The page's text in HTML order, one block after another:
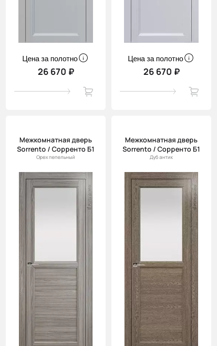
Цена за полотно
26 670 ₽
Цена за полотно
26 670 ₽
Межкомнатная дверь
Sorrento / Сорренто Б1
Орех пепельный
Межкомнатная дверь
Sorrento / Сорренто Б1
Дуб антик